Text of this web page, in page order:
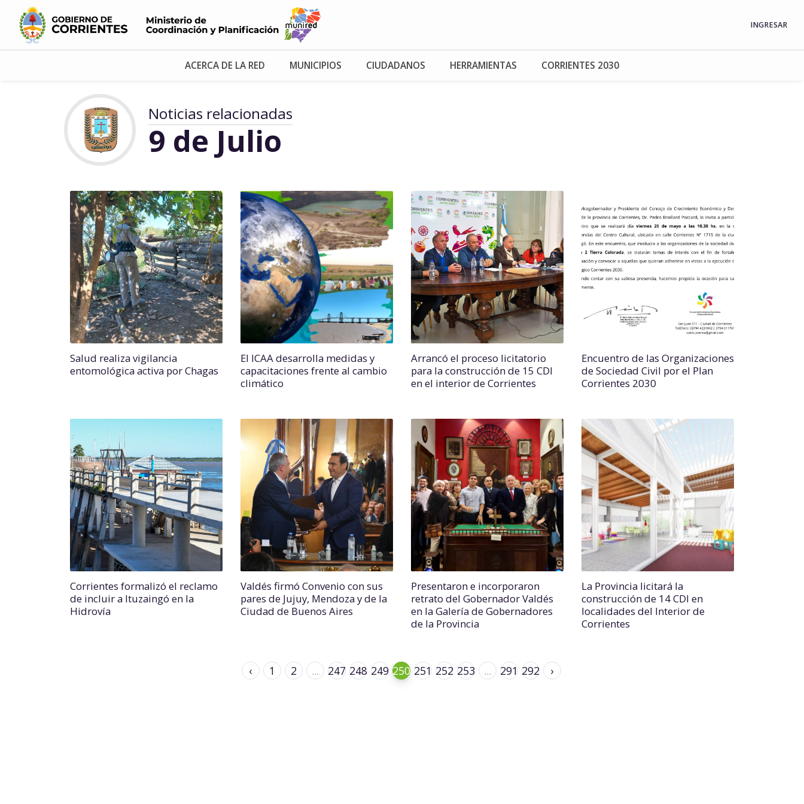
INGRESAR
ACERCA DE LA RED MUNICIPIOS CIUDADANOS HERRAMIENTAS CORRIENTES 2030
Noticias relacionadas
9 de Julio
Salud realiza vigilancia
entomológica activa por Chagas
El ICAA desarrolla medidas y
capacitaciones frente al cambio
climático
Arrancó el proceso licitatorio
para la construcción de 15 CDI
en el interior de Corrientes
Encuentro de las Organizaciones
de Sociedad Civil por el Plan
Corrientes 2030
Corrientes formalizó el reclamo
de incluir a Ituzaingó en la
Hidrovía
Valdés firmó Convenio con sus
pares de Jujuy, Mendoza y de la
Ciudad de Buenos Aires
Presentaron e incorporaron
retrato del Gobernador Valdés
en la Galería de Gobernadores
de la Provincia
La Provincia licitará la
construcción de 14 CDI en
localidades del Interior de
Corrientes
‹ 1 2 ... 247 248 249 250 251 252 253 ... 291 292 ›